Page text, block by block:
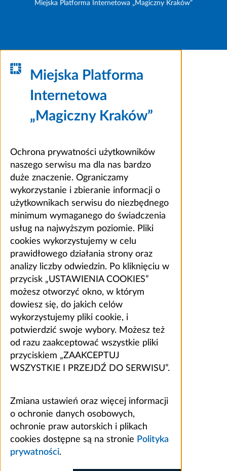
Miejska Platforma Internetowa „Magiczny Kraków”
Miejska Platforma
Internetowa
„Magiczny Kraków”
Ochrona prywatności użytkowników
naszego serwisu ma dla nas bardzo
duże znaczenie. Ograniczamy
wykorzystanie i zbieranie informacji o
użytkownikach serwisu do niezbędnego
minimum wymaganego do świadczenia
usług na najwyższym poziomie. Pliki
cookies wykorzystujemy w celu
prawidłowego działania strony oraz
analizy liczby odwiedzin. Po kliknięciu w
przycisk „USTAWIENIA COOKIES”
możesz otworzyć okno, w którym
dowiesz się, do jakich celów
wykorzystujemy pliki cookie, i
potwierdzić swoje wybory. Możesz też
od razu zaakceptować wszystkie pliki
przyciskiem „ZAAKCEPTUJ
WSZYSTKIE I PRZEJDŹ DO SERWISU”.
Zmiana ustawień oraz więcej informacji
o ochronie danych osobowych,
ochronie praw autorskich i plikach
cookies dostępne są na stronie Polityka
prywatności.